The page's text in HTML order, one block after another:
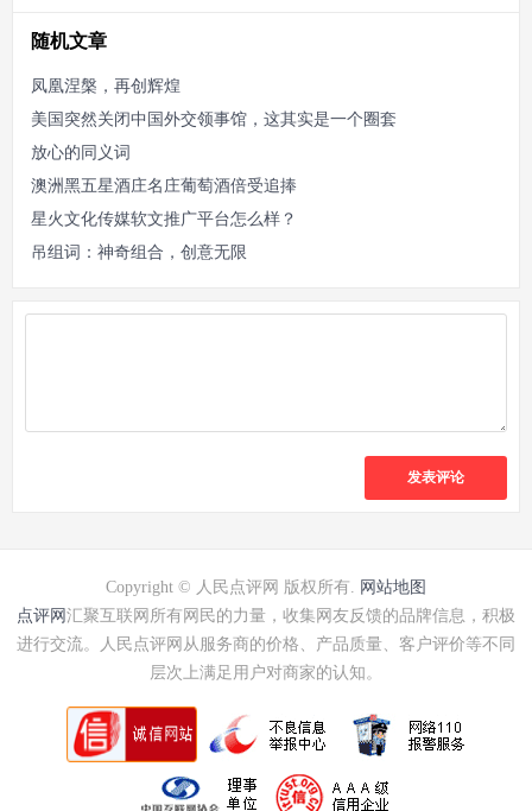
随机文章
凤凰涅槃，再创辉煌
美国突然关闭中国外交领事馆，这其实是一个圈套
放心的同义词
澳洲黑五星酒庄名庄葡萄酒倍受追捧
星火文化传媒软文推广平台怎么样？
吊组词：神奇组合，创意无限
发表评论
Copyright © 人民点评网 版权所有. 网站地图
点评网 汇聚互联网所有网民的力量，收集网友反馈的品牌信息，积极
进行交流。人民点评网从服务商的价格、产品质量、客户评价等不同
层次上满足用户对商家的认知。